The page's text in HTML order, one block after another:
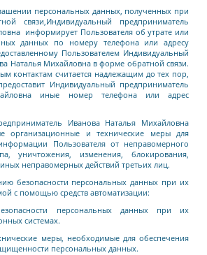
персональных данных, полученных при
связи,Индивидуальный предприниматель
информирует Пользователя об утрате или
данных по номеру телефона или адресу
Пользователем Индивидуальный
Наталья Михайловнав форме обратной связи.
контактам считается надлежащим до тех пор,
Индивидуальный предприниматель
иные номер телефона или адрес
Иванова Наталья Михайловна
организационные и технические меры для
Пользователя от неправомерного
уничтожения, изменения, блокирования,
неправомерных действий третьих лиц.
безопасности персональных данных при их
с помощью средств автоматизации:
персональных данных при их
системах.
меры, необходимые для обеспечения
персональных данных.